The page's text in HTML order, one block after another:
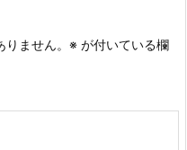
ません。 ※ が付いている欄